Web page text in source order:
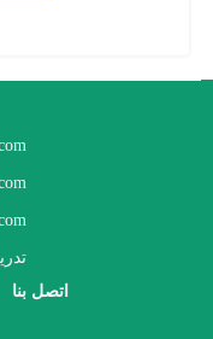
اتصل بنا